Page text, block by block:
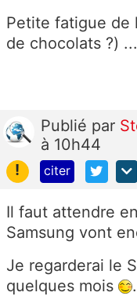
Petite fatigue de
de chocolats ?) ...
Publié par
à 10h44
!
citer
Il faut attendre
Samsung vont
Je regarderai le
quelques mois
.